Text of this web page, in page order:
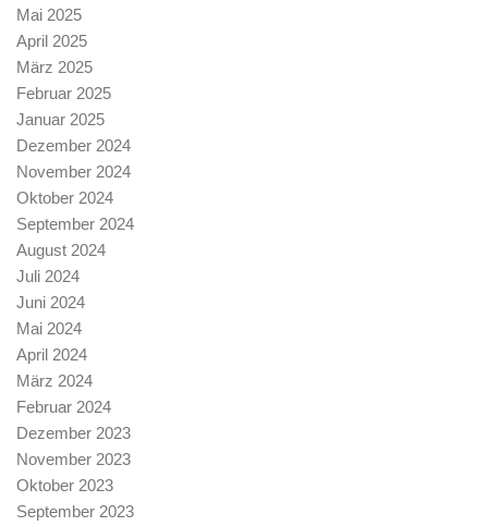
Mai 2025
April 2025
März 2025
Februar 2025
Januar 2025
Dezember 2024
November 2024
Oktober 2024
September 2024
August 2024
Juli 2024
Juni 2024
Mai 2024
April 2024
März 2024
Februar 2024
Dezember 2023
November 2023
Oktober 2023
September 2023